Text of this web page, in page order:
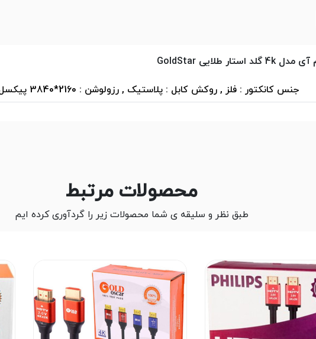
جنس کانکتور : فلز , روکش کابل : پلاستیک , رزولوشن : 2160*3840 پیکسل
محصولات مرتبط
طبق نظر و سلیقه ی شما محصولات زیر را گردآوری کرده ایم